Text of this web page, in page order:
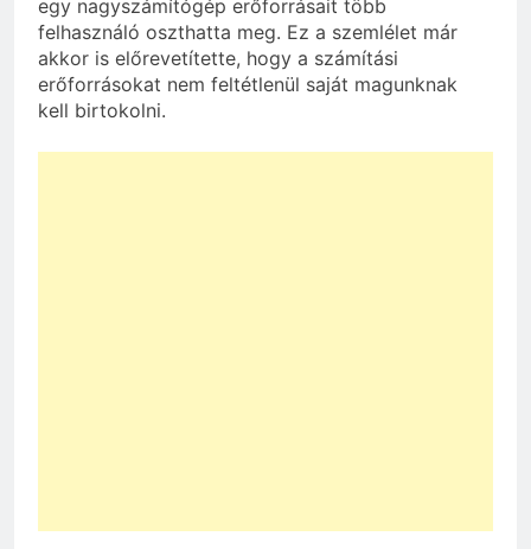
egy nagyszámítógép erőforrásait több
felhasználó oszthatta meg. Ez a szemlélet már
akkor is előrevetítette, hogy a számítási
erőforrásokat nem feltétlenül saját magunknak
kell birtokolni.